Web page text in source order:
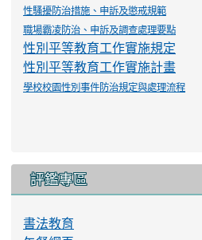
性騷擾防治措施、申訴及懲戒規範
職場霸凌防治、申訴及調查處理要點
性別平等教育工作實施規定
性別平等教育工作實施計畫
學校校園性別事件防治規定與處理流程
評鑑專區
書法教育